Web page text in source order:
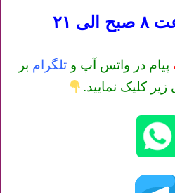
۲۱
پیام در واتس آپ و تلگرام بر
کلیک نمایید.